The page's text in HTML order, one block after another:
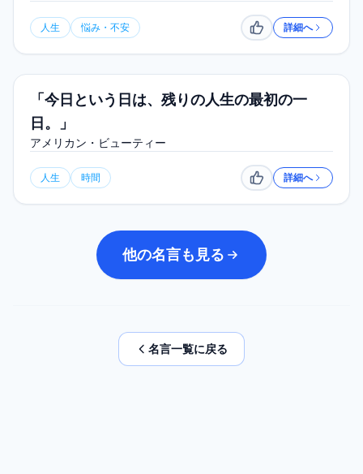
人生 悩み・不安 いいね詳細へ
「今日という日は、残りの人生の最初の一
日。」
アメリカン・ビューティー
人生 時間 いいね詳細へ
他の名言も見る
名言一覧に戻る